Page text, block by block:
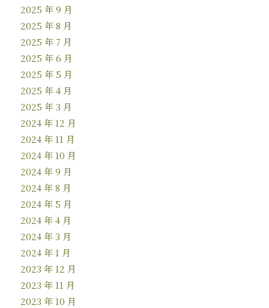
2025 年 9 月
2025 年 8 月
2025 年 7 月
2025 年 6 月
2025 年 5 月
2025 年 4 月
2025 年 3 月
2024 年 12 月
2024 年 11 月
2024 年 10 月
2024 年 9 月
2024 年 8 月
2024 年 5 月
2024 年 4 月
2024 年 3 月
2024 年 1 月
2023 年 12 月
2023 年 11 月
2023 年 10 月